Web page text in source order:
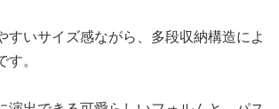
すいサイズ感ながら、多段収納構造によ
。